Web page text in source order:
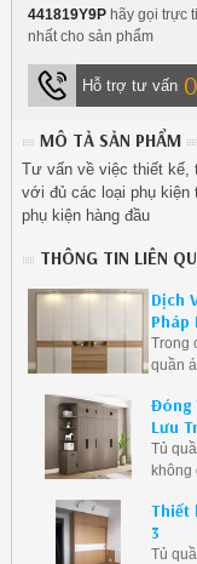
441819Y9Phãy gọi trực
nhất cho sản phẩm
Hỗ trợ tư vấn
MÔ TẢ SẢN PHẨM
Tư vấn về việc thiết kế,
với đủ các loại phụ kiện
phụ kiện hàng đầu
THÔNG TIN LIÊN
Dịch
Pháp
Trong
quần
tủ
hàng
hợp
Đóng
Lưu
Tủ
không
điểm
ưa
Thiết
3
Tủ